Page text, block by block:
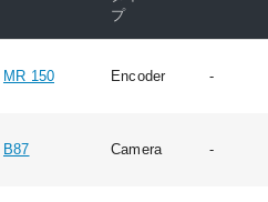
プ
MR 150 Encoder -
B87 Camera -